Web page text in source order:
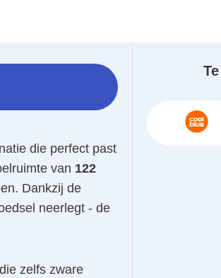
die perfect past
van 122
Dankzij de
neerlegt - de
zelfs zware